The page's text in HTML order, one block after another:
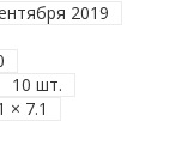
2019
10 шт.
× 7.1